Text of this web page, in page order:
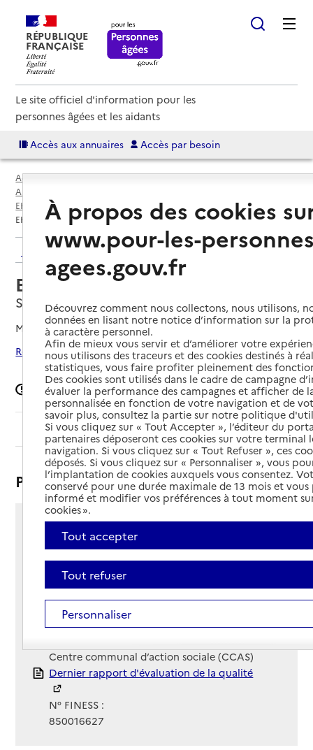
RÉPUBLIQUE
FRANÇAISE
Le site officiel d'information pour les
personnes âgées et les aidants
Accès aux annuaires Accès par besoin
Accueil
Espace annuaire
Annuaire EHPAD et maisons de retraite
EHPAD par département
Vendée (85)
EHPAD Les Châtaigniers
Retour aux résultats de l'annuaire
EHPAD Les Châtaigniers
Soullans, VENDEE
Mis à jour le26/03/2026
Rechercher les établissements autour de Soullans
Signaler une erreur
Sommaire
Présentation
85300 - Soullans
Voir itinéraire
Téléphone :
02 51 49 08 30
Contact
Contact
Site Internet
Site internet
Centre communal d’action sociale (CCAS)
Rapport HAS
Dernier rapport d'évaluation de la qualité
N° FINESS :
850016627
À propos des cookies
www.pour-les-
agees.gouv.fr
Découvrez comment nous collectons, nous utilisons,
données en lisant notre notice d’information sur la
à caractère personnel.
Afin de mieux vous servir et d’améliorer votre
nous utilisons des traceurs et des cookies destinés à
statistiques, vous faire profiter pleinement des
Des cookies sont utilisés dans le cadre de campagne
évaluer la performance des campagnes et afficher de
personnalisée en fonction de votre navigation et de
savoir plus, consultez la partie sur notre politique
Si vous cliquez sur « Tout Accepter », l’éditeur du
partenaires déposeront ces cookies sur votre terminal
navigation. Si vous cliquez sur « Tout Refuser », ces
déposés. Si vous cliquez sur « Personnaliser », vous
l’implantation de cookies auxquels vous consentez.
conservé pour une durée maximale de 13 mois et
informé et modifier vos préférences à tout moment
cookies ».
Tout accepter
Tout refuser
Personnaliser